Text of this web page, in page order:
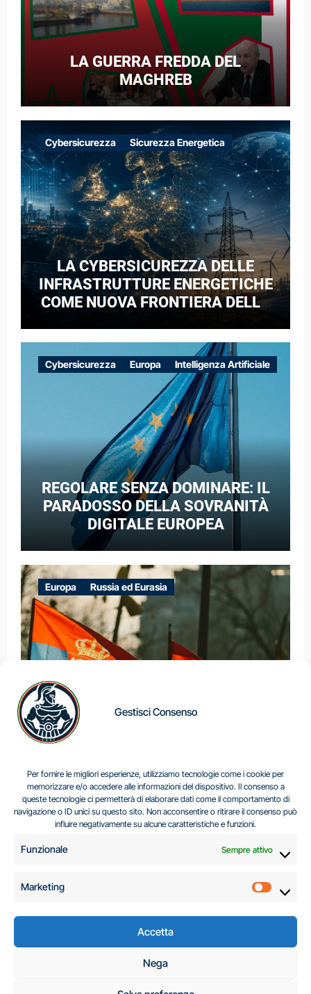
Gestisci Consenso
Per fornire le migliori esperienze, utilizziamo tecnologie come i cookie per
memorizzare e/o accedere alle informazioni del dispositivo. Il consenso a
queste tecnologie ci permetterà di elaborare dati come il comportamento di
navigazione o ID unici su questo sito. Non acconsentire o ritirare il consenso può
influire negativamente su alcune caratteristiche e funzioni.
Funzionale Sempre attivo
Marketing
Accetta
Nega
LA GUERRA FREDDA DEL
MAGHREB
Cybersicurezza Sicurezza Energetica
LA CYBERSICUREZZA DELLE
INFRASTRUTTURE ENERGETICHE
COME NUOVA FRONTIERA DELLA
CASO DELLE RETI ELETTRICHE
EUROPEE NEL CONTESTO DELLA
GUERRA IBRIDA
Cybersicurezza Europa Intelligenza Artificiale
REGOLARE SENZA DOMINARE: IL
PARADOSSO DELLA SOVRANITÀ
DIGITALE EUROPEA
Europa Russia ed Eurasia
Centro Analisi e Studi Italus © Tutti i diritti riservati
C.A.S.I. – Centro
Analisi e Studi Italus